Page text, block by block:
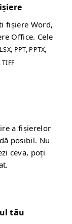
fișiere Word,
Office. Cele
PPT, PPTX,
a fișierelor
posibil. Nu
ceva, poți
tău